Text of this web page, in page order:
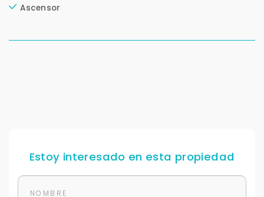
Ascensor
Estoy interesado en esta propiedad